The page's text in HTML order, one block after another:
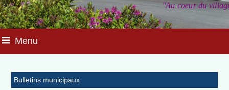
"Au coeur du
Menu
Bulletins municipaux